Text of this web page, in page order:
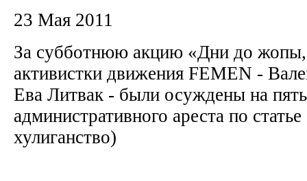
23 Мая 2011
За субботнюю акцию «Дни до
активистки движения FEMEN -
Ева Литвак - были осуждены на
административного ареста по
хулиганство)